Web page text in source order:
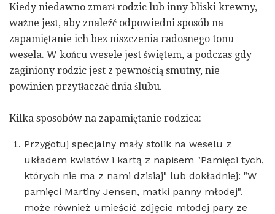
Kiedy niedawno zmarł rodzic lub inny bliski krewny,
ważne jest, aby znaleźć odpowiedni sposób na
zapamiętanie ich bez niszczenia radosnego tonu
wesela. W końcu wesele jest świętem, a podczas gdy
zaginiony rodzic jest z pewnością smutny, nie
powinien przytłaczać dnia ślubu.
Kilka sposobów na zapamiętanie rodzica:
Przygotuj specjalny mały stolik na weselu z
układem kwiatów i kartą z napisem "Pamięci tych,
których nie ma z nami dzisiaj" lub dokładniej: "W
pamięci Martiny Jensen, matki panny młodej".
może również umieścić zdjęcie młodej pary ze